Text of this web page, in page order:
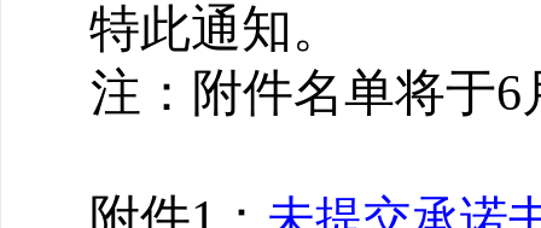
特此通知。
注：附件名单将于6